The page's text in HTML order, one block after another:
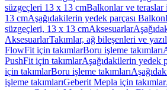
süzgeçleri 13 x 13 cmBalkonlar ve
13 cmAşağıdakilerin yedek parçası
süzgeçleri, 13 x 13 cmAksesuarlar
AksesuarlarTakımlar, ağ bileşenleri ve
FlowFit için takımlarBoru işleme takımları
PushFit için takımlarAşağıdakilerin yedek
için takımlarBoru işleme takımları
işleme takımlarıGeberit Mepla için takımlar